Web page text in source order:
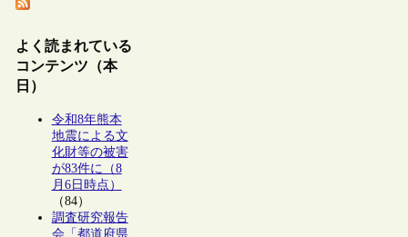
よく読まれている
コンテンツ（本
日）
令和8年熊本
地震による文
化財等の被害
が83件に（8
月6日時点）
（84）
調査研究報告
会「都道府県